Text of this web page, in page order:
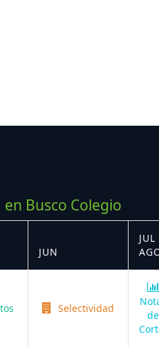
en Busco Colegio
JUN
JUL
Selectividad
de